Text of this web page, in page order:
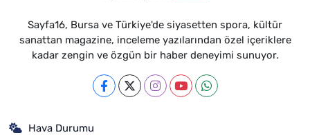
Sayfa16, Bursa ve Türkiye'de siyasetten spora, kültür
sanattan magazine, inceleme yazılarından özel içeriklere
kadar zengin ve özgün bir haber deneyimi sunuyor.
Hava Durumu